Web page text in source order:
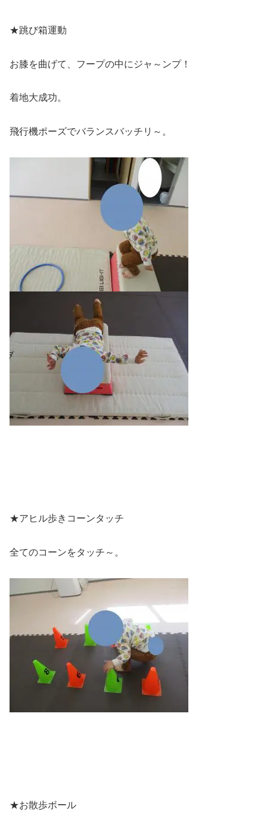
★跳び箱運動
お膝を曲げて、フープの中にジャ～ンプ！
着地大成功。
飛行機ポーズでバランスバッチリ～。
★アヒル歩きコーンタッチ
全てのコーンをタッチ～。
★お散歩ボール